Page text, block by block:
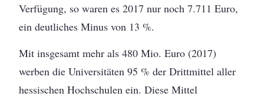
Verfügung, so waren es 2017 nur noch 7.711 Euro,
ein deutliches Minus von 13 %.
Mit insgesamt mehr als 480 Mio. Euro (2017)
werben die Universitäten 95 % der Drittmittel aller
hessischen Hochschulen ein. Diese Mittel